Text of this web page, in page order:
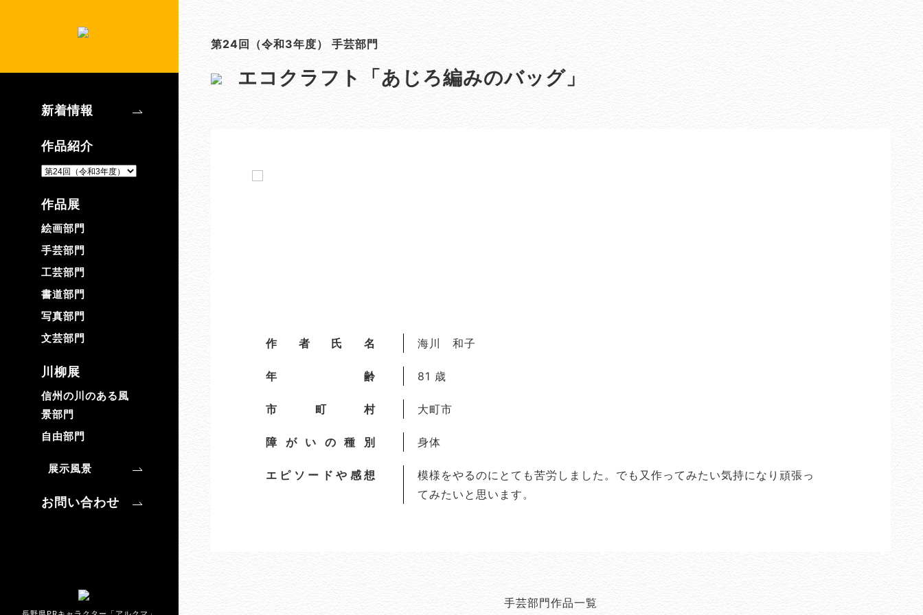
新着情報
作品紹介
作品展
絵画部門
手芸部門
工芸部門
書道部門
写真部門
文芸部門
川柳展
信州の川のある風
景部門
自由部門
展示風景
お問い合わせ
第24回（令和3年度） 手芸部門
エコクラフト「あじろ編みのバッグ」
作者氏名 海川 和子
年齢 81 歳
市町村 大町市
障がいの種別 身体
エピソードや感想
模様をやるのにとても苦労しました。でも又作ってみたい気持になり頑張っ
てみたいと思います。
手芸部門作品一覧